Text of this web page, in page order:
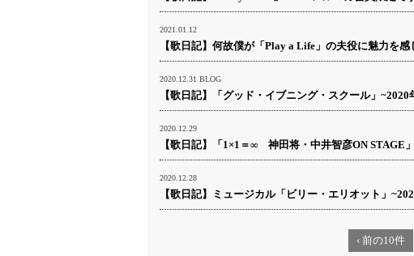
2021.01.12
【歌日記】何故僕が「Play a Life」の夫役に魅力を
2020.12.31 BLOG
【歌日記】「グッド・イブニング・スクール」
2020.12.29
【歌日記】「1×1＝∞ 神田将・中井智彦ON STAGE
2020.12.28
【歌日記】ミュージカル「ビリー・エリオット」
‹ 前の10件